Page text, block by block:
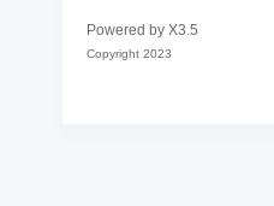
Powered by X3.5
Copyright 2023